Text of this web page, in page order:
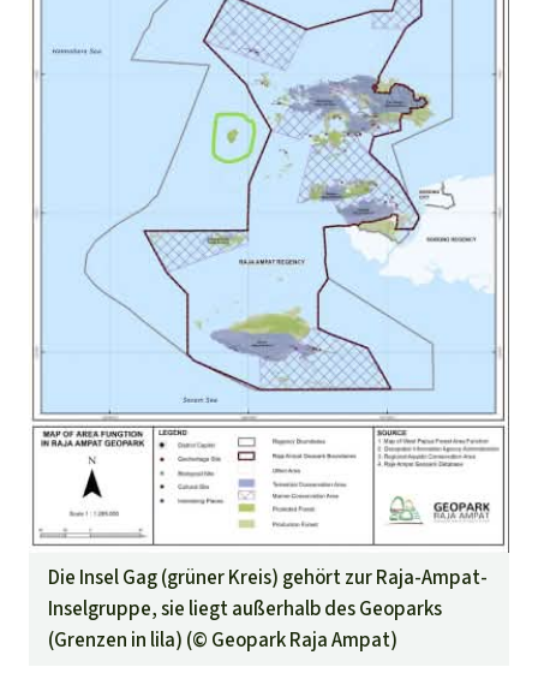
Die Insel Gag (grüner Kreis) gehört zur Raja-Ampat-
Inselgruppe, sie liegt außerhalb des Geoparks
(Grenzen in lila) (© Geopark Raja Ampat)